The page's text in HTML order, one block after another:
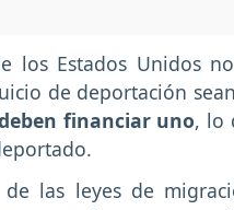
los Estados Unidos
de deportación
financiar uno, lo
de las leyes de